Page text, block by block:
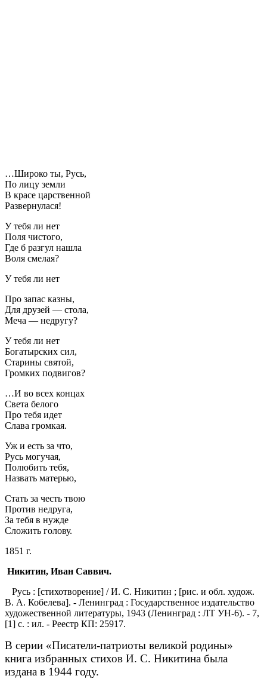
…Широко ты, Русь,
По лицу земли
В красе царственной
Развернулася!
У тебя ли нет
Поля чистого,
Где б разгул нашла
Воля смелая?
У тебя ли нет
Про запас казны,
Для друзей — стола,
Меча — недругу?
У тебя ли нет
Богатырских сил,
Старины святой,
Громких подвигов?
…И во всех концах
Света белого
Про тебя идет
Слава громкая.
Уж и есть за что,
Русь могучая,
Полюбить тебя,
Назвать матерью,
Стать за честь твою
Против недруга,
За тебя в нужде
Сложить голову.
1851 г.
Никитин, Иван Саввич.
Русь : [стихотворение] / И. С. Никитин ; [рис. и обл. худож.
В. А. Кобелева]. - Ленинград : Государственное издательство
художественной литературы, 1943 (Ленинград : ЛТ УН-6). - 7,
[1] с. : ил. - Реестр КП: 25917.
В серии «Писатели-патриоты великой родины»
книга избранных стихов И. С. Никитина была
издана в 1944 году.